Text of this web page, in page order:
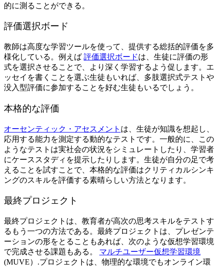
的に測ることができる。
評価選択ボード
教師は高度な学習ツールを使って、提供する総括的評価を多
様化している。例えば 評価選択ボードは、生徒に評価の形
式を選択させることで、より深く学習するよう促します。エ
ッセイを書くことを選ぶ生徒もいれば、多肢選択式テストや
没入型評価に参加することを好む生徒もいるでしょう。
本格的な評価
オーセンティック・アセスメント は、生徒が知識を想起し、
応用する能力を測定する動的なテストです。一般的に、この
ようなテストは実社会の状況をシミュレートしたり、学習者
にケーススタディを提示したりします。生徒が自分の足で考
えることを試すことで、本格的な評価はクリティカルシンキ
ングのスキルを評価する素晴らしい方法となります。
最終プロジェクト
最終プロジェクトは、教育者が高次の思考スキルをテストす
るもう一つの方法である。最終プロジェクトは、プレゼンテ
ーションの形をとることもあれば、次のような仮想学習環境
で完成させる課題もある。 マルチユーザー仮想学習環境
(MUVE） .プロジェクトは、物理的な環境でもオンライン環